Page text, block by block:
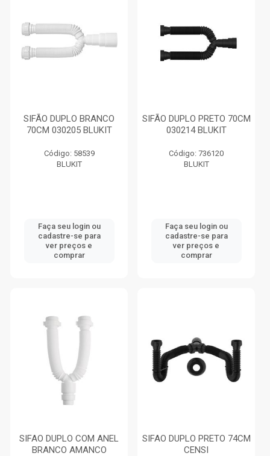
SIFÃO DUPLO BRANCO
70CM 030205 BLUKIT
Código: 58539
BLUKIT
Faça seu login ou
cadastre-se para
ver preços e
comprar
SIFÃO DUPLO PRETO 70CM
030214 BLUKIT
Código: 736120
BLUKIT
Faça seu login ou
cadastre-se para
ver preços e
comprar
SIFAO DUPLO COM ANEL
BRANCO AMANCO
SIFAO DUPLO PRETO 74CM
CENSI